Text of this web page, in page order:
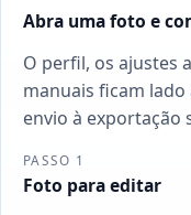
Abra uma foto e
O perfil, os ajustes
manuais ficam
envio à exportação
PASSO 1
Foto para editar